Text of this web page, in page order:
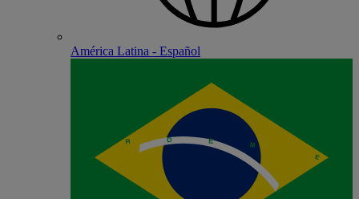
América Latina - Español